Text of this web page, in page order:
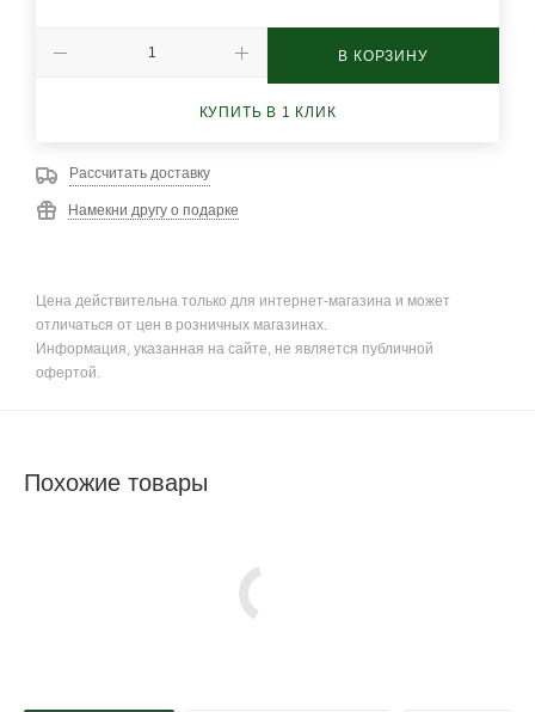
В КОРЗИНУ
КУПИТЬ В 1 КЛИК
Рассчитать доставку
Намекни другу о подарке
Цена действительна только для интернет-магазина и может
отличаться от цен в розничных магазинах.
Информация, указанная на сайте, не является публичной
офертой.
Похожие товары